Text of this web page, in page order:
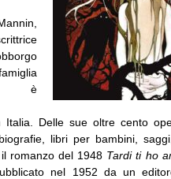
è
Italia. Delle sue oltre cento
libri per bambini,
romanzo del 1948 Tardi ti ho
nel 1952 da un